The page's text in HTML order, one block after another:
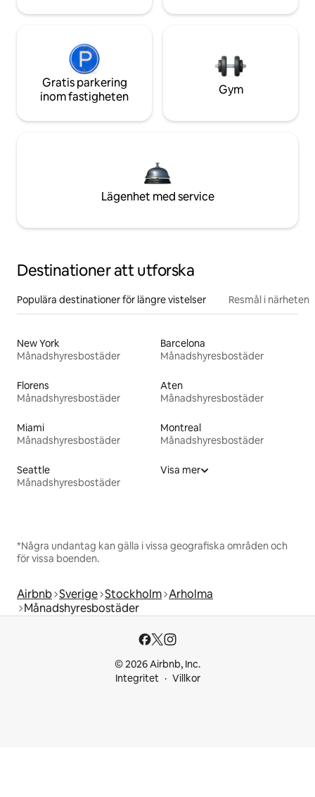
Gratis parkering
inom fastigheten
Gym
Lägenhet med service
Destinationer att utforska
Populära destinationer för längre vistelser Resmål i närheten
New York
Månadshyresbostäder
Barcelona
Månadshyresbostäder
Florens
Månadshyresbostäder
Aten
Månadshyresbostäder
Miami
Månadshyresbostäder
Montreal
Månadshyresbostäder
Seattle
Månadshyresbostäder
Visa mer
*Några undantag kan gälla i vissa geografiska områden och
för vissa boenden.
Airbnb Sverige Stockholm Arholma
Månadshyresbostäder
© 2026 Airbnb, Inc.
Integritet
Villkor